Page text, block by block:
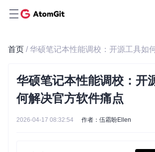
首页
华硕笔记本性能调校：开
何解决官方软件痛点
2026-04-17 08:32:54 作者：伍霜盼Ellen